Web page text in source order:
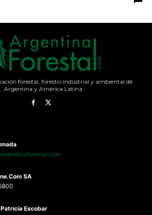
forestal, foresto-industrial y ambiental de
Argentina y América Latina
SA
Escobar